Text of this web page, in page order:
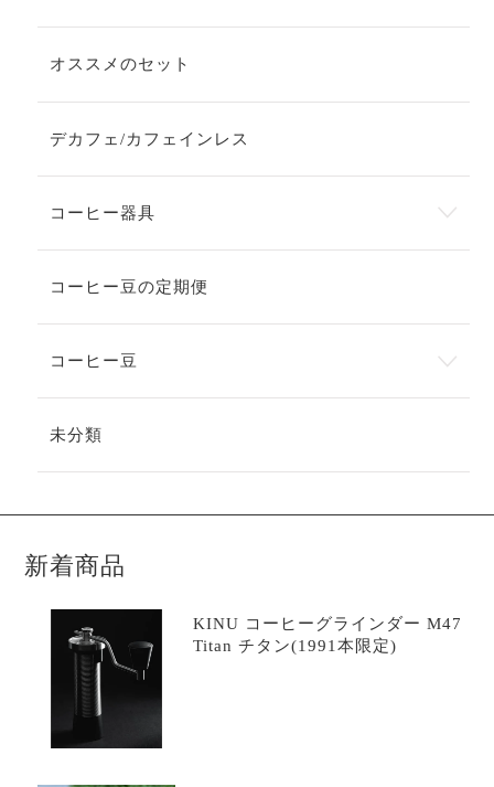
オススメのセット
デカフェ/カフェインレス
コーヒー器具
コーヒー豆の定期便
コーヒー豆
未分類
新着商品
KINU コーヒーグラインダー M47
Titan チタン(1991本限定)